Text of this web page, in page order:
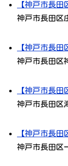
【神戸市長
神戸市長田区
【神戸市長田
神戸市長田区
【神戸市長
神戸市長田区
【神戸市長
神戸市長田区